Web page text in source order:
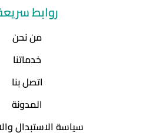
روابط
من نحن
خدماتنا
اتصل بنا
المدونة
سياسة الاستبدال